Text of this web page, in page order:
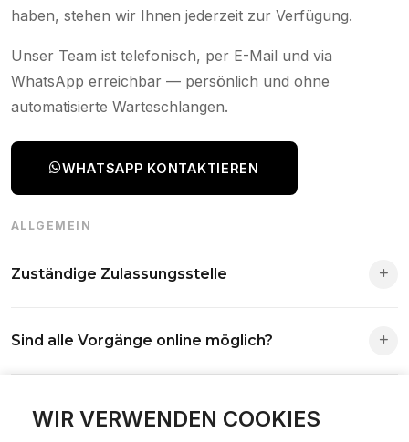
WIR VERWENDEN COOKIES
haben, stehen wir Ihnen jederzeit zur Verfügung.
Unser Team ist telefonisch, per E-Mail und via
WhatsApp erreichbar — persönlich und ohne
automatisierte Warteschlangen.
WHATSAPP KONTAKTIEREN
ALLGEMEIN
Zuständige Zulassungsstelle
Antrag wird automatisch an die richtige Stelle weitergeleitet.
Sind alle Vorgänge online möglich?
Abmeldungen für Fahrzeuge mit Erstzulassung vor dem
Was ist Online Kfz-Zulassung?